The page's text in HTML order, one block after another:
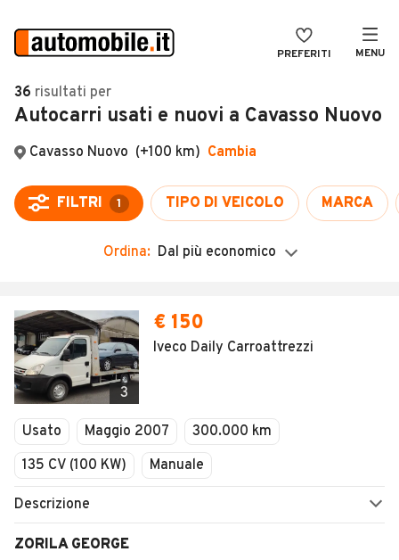
PREFERITI MENU
Auto
Auto usate
Auto Km 0
Auto Nuove
Noleggio a lungo termine
Moto
Camper
Veicoli Commerciali
Concessionari
VENDI
MAGAZINE
ACCEDI
36 risultati per
Autocarri usati e nuovi a Cavasso Nuovo
Ordina: Dal più economico
3
€ 150
Iveco Daily Carroattrezzi
Usato Maggio 2007
300.000 km
135 CV (100 KW)
Manuale
Descrizione
ZORILA GEORGE